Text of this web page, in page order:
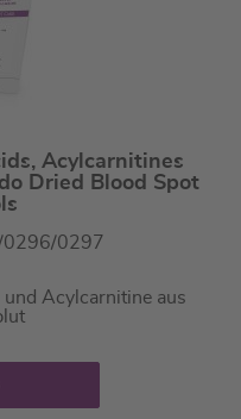
Acylcarnitines
Dried Blood Spot
0297
Acylcarnitine aus